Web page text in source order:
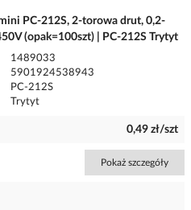
PC-212S, 2-torowa drut, 0,2-
(opak=100szt) | PC-212S Trytyt
1489033
5901924538943
PC-212S
Trytyt
0,49 zł/szt
Pokaż szczegóły